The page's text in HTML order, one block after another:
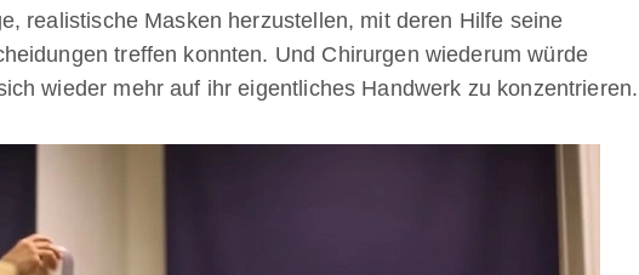
realistische Masken herzustellen, mit deren Hilfe seine
treffen konnten. Und Chirurgen wiederum würde
wieder mehr auf ihr eigentliches Handwerk zu konzentrieren.